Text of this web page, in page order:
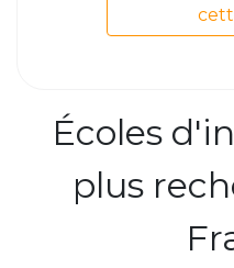
Écoles
plus